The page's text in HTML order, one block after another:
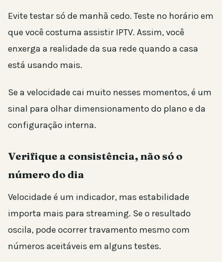
Evite testar só de manhã cedo. Teste no horário em
que você costuma assistir IPTV. Assim, você
enxerga a realidade da sua rede quando a casa
está usando mais.
Se a velocidade cai muito nesses momentos, é um
sinal para olhar dimensionamento do plano e da
configuração interna.
Verifique a consistência, não só o
número do dia
Velocidade é um indicador, mas estabilidade
importa mais para streaming. Se o resultado
oscila, pode ocorrer travamento mesmo com
números aceitáveis em alguns testes.